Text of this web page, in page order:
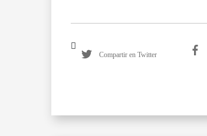
Compartir en Twitter